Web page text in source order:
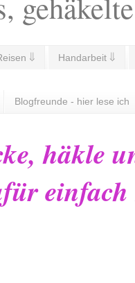
⇓ Handarbeit ⇓
Blogfreunde - hier lese ich
häkle